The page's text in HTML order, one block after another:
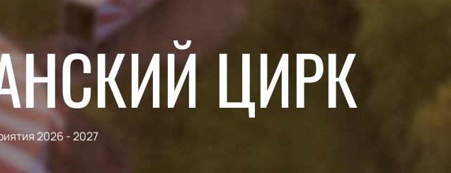
ЦИРК
2026 - 2027